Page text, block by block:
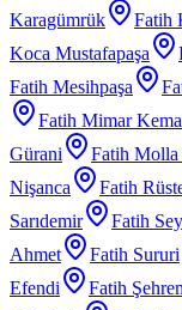
Karagümrük Fatih
Koca Mustafapaşa
Fatih Mesihpaşa
Fatih Mimar
Gürani
Fatih Molla
Nişanca
Fatih
Sarıdemir
Fatih
Ahmet
Fatih Sururi
Efendi
Fatih